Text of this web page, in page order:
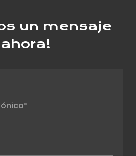
un mensaje
ahora!